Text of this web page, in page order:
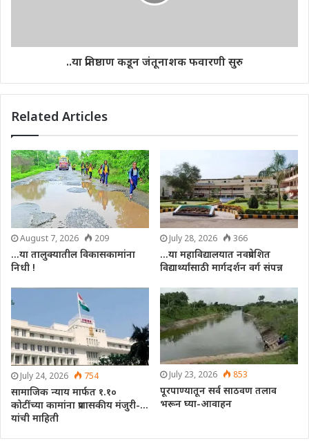
..या प्रतिष्ठाण कडून जंतूनाशक फवारणी सुरु
Related Articles
August 7, 2026 209
…या तालुक्यातील विकासकामांना
निधी !
July 28, 2026 366
…या महाविद्यालयात नवप्रवेशित
विद्यार्थ्यांसाठी मार्गदर्शन वर्ग संपन्न
July 24, 2026 754
सामाजिक न्याय मार्फत १.१०
कोटींच्या कामांना प्रशासकीय मंजुरी-…
यांची माहिती
July 23, 2026 853
पूरपाण्यातून सर्व साठवण तलाव
भरून घ्या-आवाहन